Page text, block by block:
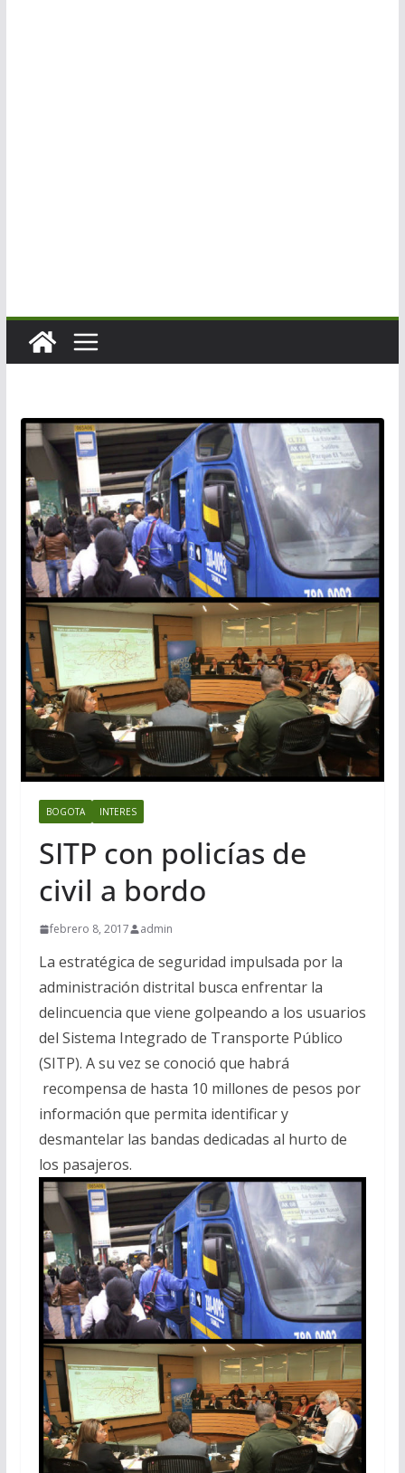
BOGOTA INTERES
SITP con policías de
civil a bordo
febrero 8, 2017 admin
La estratégica de seguridad impulsada por la
administración distrital busca enfrentar la
delincuencia que viene golpeando a los usuarios
del Sistema Integrado de Transporte Público
(SITP). A su vez se conoció que habrá
recompensa de hasta 10 millones de pesos por
información que permita identificar y
desmantelar las bandas dedicadas al hurto de
los pasajeros.